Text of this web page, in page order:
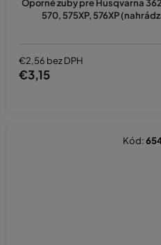
Oporné zuby pre Husqvarna
570, 575XP, 576XP
€2,56 bez DPH
€3,15
Kód: